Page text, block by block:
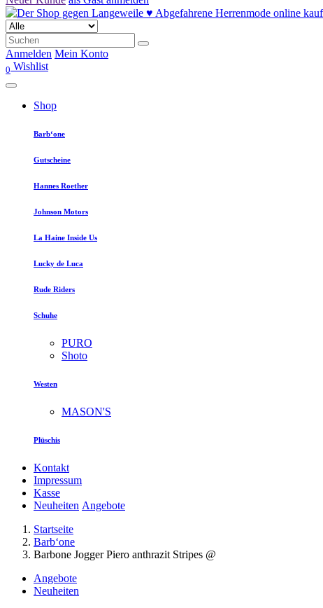
Anmelden Mein Konto
0 Wishlist
Shop
Barb‘one
Gutscheine
Hannes Roether
Johnson Motors
La Haine Inside Us
Lucky de Luca
Rude Riders
Schuhe
PURO
Shoto
Westen
MASON'S
Plüschis
Kontakt
Impressum
Kasse
Neuheiten Angebote
Startseite
Barb‘one
Barbone Jogger Piero anthrazit Stripes @
Angebote
Neuheiten